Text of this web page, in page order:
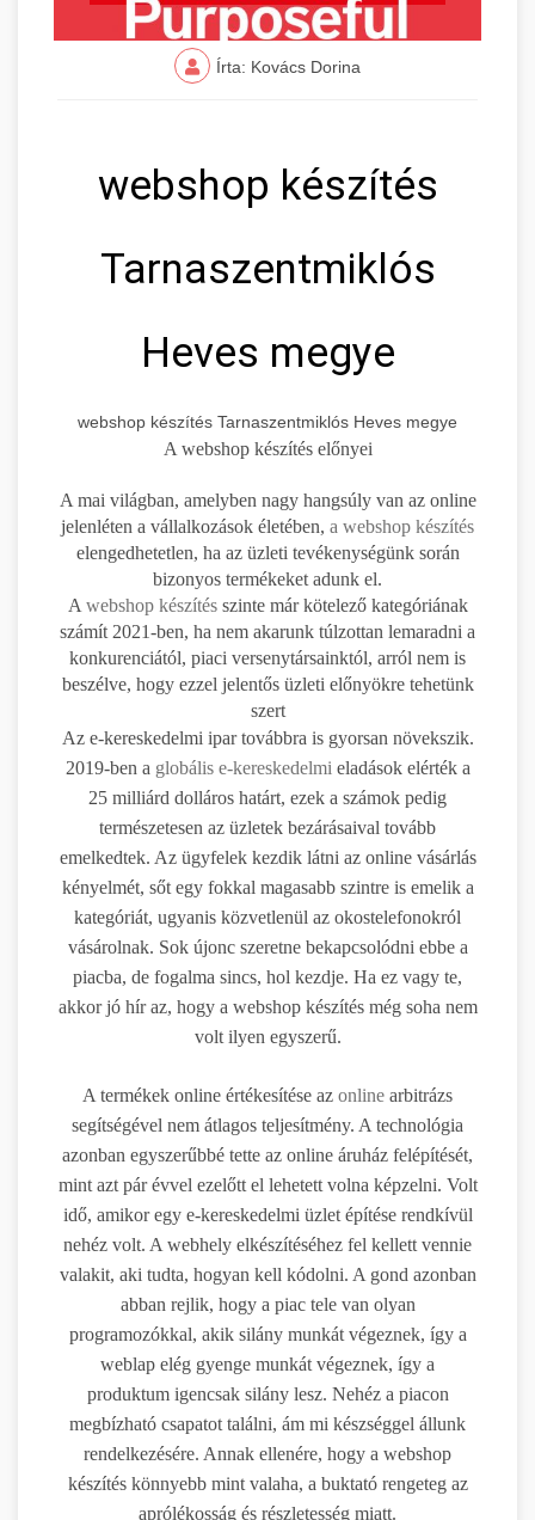
Írta: Kovács Dorina
webshop készítés
Tarnaszentmiklós
Heves megye
webshop készítés Tarnaszentmiklós Heves megye
A webshop készítés előnyei
A mai világban, amelyben nagy hangsúly van az online
jelenléten a vállalkozások életében, a webshop készítés
elengedhetetlen, ha az üzleti tevékenységünk során
bizonyos termékeket adunk el.
A webshop készítésszinte már kötelező kategóriának
számít 2021-ben, ha nem akarunk túlzottan lemaradni a
konkurenciától, piaci versenytársainktól, arról nem is
beszélve, hogy ezzel jelentős üzleti előnyökre tehetünk
szert
Az e-kereskedelmi ipar továbbra is gyorsan növekszik.
2019-ben a globális e-kereskedelmi eladások elérték a
25 milliárd dolláros határt, ezek a számok pedig
természetesen az üzletek bezárásaival tovább
emelkedtek. Az ügyfelek kezdik látni az online vásárlás
kényelmét, sőt egy fokkal magasabb szintre is emelik a
kategóriát, ugyanis közvetlenül az okostelefonokról
vásárolnak. Sok újonc szeretne bekapcsolódni ebbe a
piacba, de fogalma sincs, hol kezdje. Ha ez vagy te,
akkor jó hír az, hogy a webshop készítés még soha nem
volt ilyen egyszerű.
A termékek online értékesítése az online arbitrázs
segítségével nem átlagos teljesítmény. A technológia
azonban egyszerűbbé tette az online áruház felépítését,
mint azt pár évvel ezelőtt el lehetett volna képzelni. Volt
idő, amikor egy e-kereskedelmi üzlet építése rendkívül
nehéz volt. A webhely elkészítéséhez fel kellett vennie
valakit, aki tudta, hogyan kell kódolni. A gond azonban
abban rejlik, hogy a piac tele van olyan
programozókkal, akik silány munkát végeznek, így a
weblap elég gyenge munkát végeznek, így a
produktum igencsak silány lesz. Nehéz a piacon
megbízható csapatot találni, ám mi készséggel állunk
rendelkezésére. Annak ellenére, hogy a webshop
készítés könnyebb mint valaha, a buktató rengeteg az
aprólékosság és részletesség miatt.